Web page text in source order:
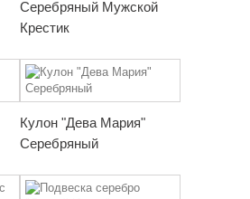
Серебряный Мужской
Крестик
Кулон "Дева Мария"
Серебряный